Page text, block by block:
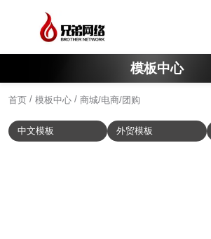
模板中心
首页 / 模板中心 / 商城/电商/团购
中文模板 外贸模板